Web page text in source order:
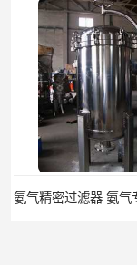
器 氨气专用过滤器